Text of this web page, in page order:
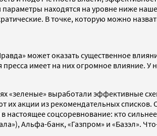
находятся на уровне ниже
В точке, которую можно
может оказать существенное
имеет на них огромное влияние. У
«зеленые» выработали эффективные
из рекомендательных списков.
настоящее соцсоревнование: кто
Альфа-банк, «Газпром» и «Базэл».